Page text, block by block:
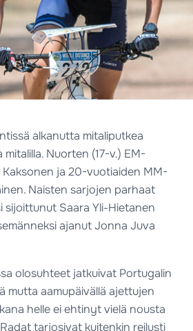
alkanutta mitaliputkea
Nuorten (17-v.) EM-
Kaksonen ja 20-vuotiaiden MM-
Naisten sarjojen parhaat
sijoittunut Saara Yli-Hietanen
ajanut Jonna Juva
olosuhteet jatkuivat Portugalin
mutta aamupäivällä ajettujen
helle ei ehtinyt vielä nousta
tarjosivat kuitenkin reilusti